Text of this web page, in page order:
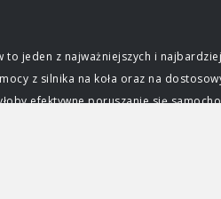
to jeden z najważniejszych i
z silnika na koła oraz na
efektywne poruszanie się